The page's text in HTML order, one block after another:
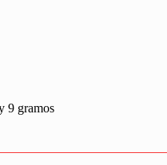
9 gramos